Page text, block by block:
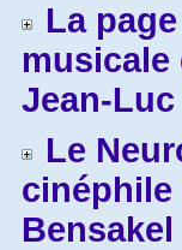
La page
musicale
Jean-
Le
cinéphile
Bensakel